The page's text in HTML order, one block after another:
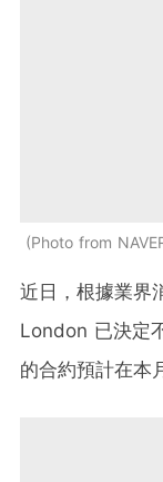
Photo from
近日，根據業界
London 已決定
的合約預計在本